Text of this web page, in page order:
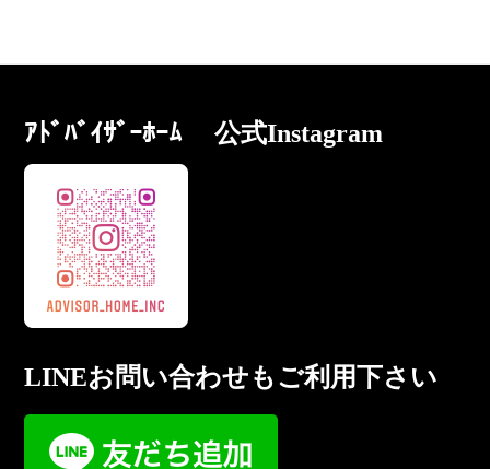
ｱﾄﾞﾊﾞｲｻﾞｰﾎｰﾑ 公式Instagram
LINEお問い合わせもご利用下さい